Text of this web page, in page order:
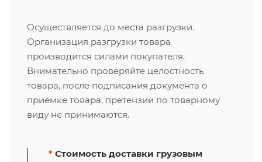
Осуществляется до места разгрузки.
Организация разгрузки товара
производится силами покупателя.
Внимательно проверяйте целостность
товара, после подписания документа о
приемке товара, претензии по товарному
виду не принимаются.
* Стоимость доставки грузовым